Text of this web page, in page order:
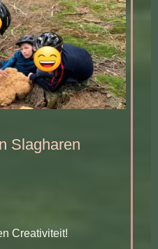
Slagharen
Creativiteit!